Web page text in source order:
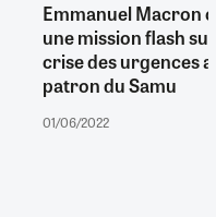
Emmanuel Macron
une mission flash
crise des urgences
patron du Samu
01/06/2022